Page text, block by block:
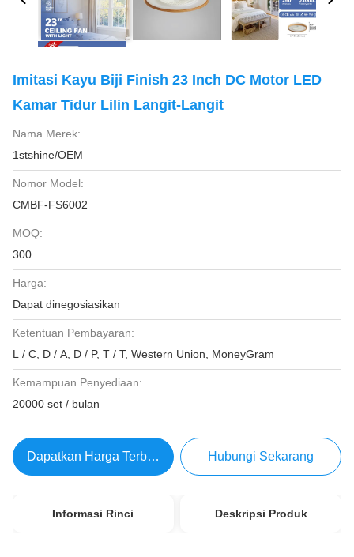
Imitasi Kayu Biji Finish 23 Inch DC Motor LED
Kamar Tidur Lilin Langit-Langit
Nama Merek:
1stshine/OEM
Nomor Model:
CMBF-FS6002
MOQ:
300
Harga:
Dapat dinegosiasikan
Ketentuan Pembayaran:
L / C, D / A, D / P, T / T, Western Union, MoneyGram
Kemampuan Penyediaan:
20000 set / bulan
Dapatkan Harga Terbaik Hubungi Sekarang
Informasi Rinci Deskripsi Produk